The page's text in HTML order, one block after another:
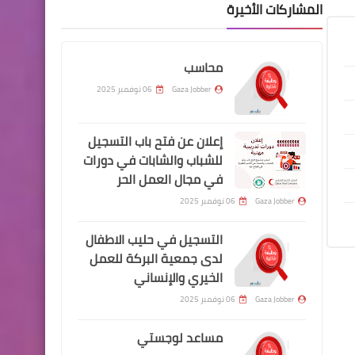
المشاركات الأخيرة
محاسب
Gaza Jobber 06 نوفمبر 2025
إعلان عن فتح باب التسجيل
للشباب والشابات في دورات
في مجال العمل الحر
Gaza Jobber 06 نوفمبر 2025
التسجيل في حليب الاطفال
لدى جمعية البركة للعمل
الخيري والإنساني
Gaza Jobber 06 نوفمبر 2025
مساعد لوجستي